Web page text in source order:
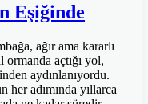
Eşiğinde
ağır ama kararlı
açtığı yol,
aydınlanıyordu.
her adımında yıllarca